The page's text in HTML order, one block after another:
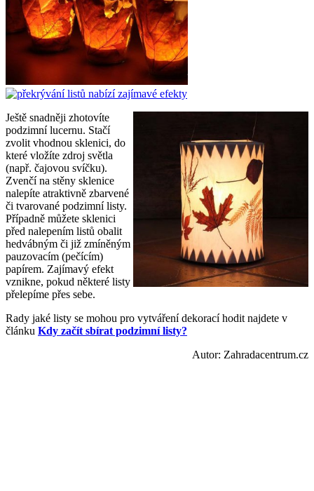
Ještě snadněji zhotovíte
podzimní lucernu. Stačí
zvolit vhodnou sklenici, do
které vložíte zdroj světla
(např. čajovou svíčku).
Zvenčí na stěny sklenice
nalepíte atraktivně zbarvené
či tvarované podzimní listy.
Případně můžete sklenici
před nalepením listů obalit
hedvábným či již zmíněným
pauzovacím (pečícím)
papírem. Zajímavý efekt
vznikne, pokud některé listy
přelepíme přes sebe.
Rady jaké listy se mohou pro vytváření dekorací hodit najdete v
článku Kdy začít sbírat podzimní listy?
Autor: Zahradacentrum.cz